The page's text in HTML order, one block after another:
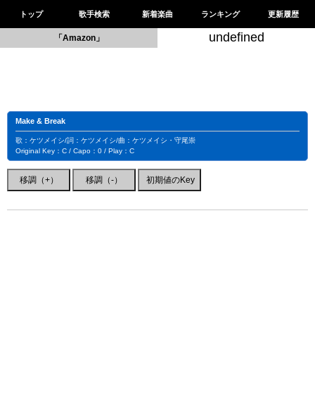
トップ 歌手検索 新着楽曲 ランキング 更新履歴
「Amazon」 undefined
Make & Break
歌：ケツメイシ/詞：ケツメイシ/曲：ケツメイシ・守尾崇
Original Key：C / Capo：0 / Play：C